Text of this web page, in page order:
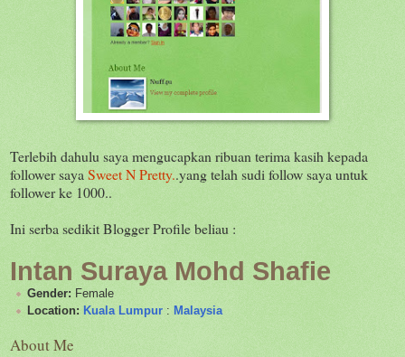
Terlebih dahulu saya mengucapkan ribuan terima kasih kepada
follower sayaSweet N Pretty..yang telah sudi follow saya untuk
follower ke 1000..
Ini serba sedikit Blogger Profile beliau :
Intan Suraya Mohd Shafie
Gender: Female
Location: Kuala Lumpur: Malaysia
About Me